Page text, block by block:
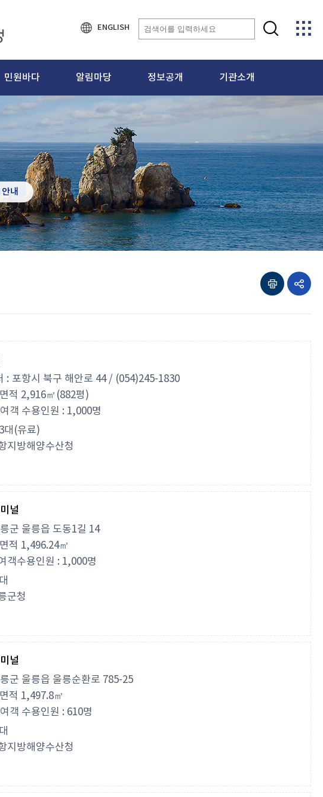
ENGLISH
민원바다 알림마당 정보공개 기관소개
내
인쇄하기공유하기
: 포항시 북구 해안로 44 / (054)245-1830
적 2,916㎡(882평)
객 수용인원 : 1,000명
대(유료)
지방해양수산청
널
군 울릉읍 도동1길 14
적 1,496.24㎡
객수용인원 : 1,000명
군청
널
군 울릉읍 울릉순환로 785-25
적 1,497.8㎡
객 수용인원 : 610명
지방해양수산청